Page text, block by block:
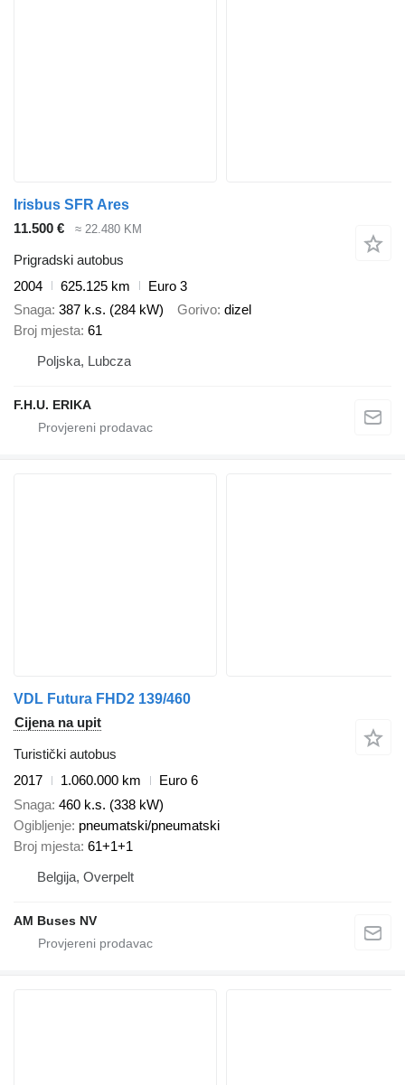
Irisbus SFR Ares
11.500 €
≈ 22.480 KM
Prigradski autobus
2004
625.125 km
Euro 3
Snaga 387 k.s. (284 kW) Gorivo dizel
Broj mjesta 61
Poljska, Lubcza
F.H.U. ERIKA
VDL Futura FHD2 139/460
Cijena na upit
Turistički autobus
2017
1.060.000 km
Euro 6
Snaga 460 k.s. (338 kW)
Ogibljenje pneumatski/pneumatski
Broj mjesta 61+1+1
Belgija, Overpelt
AM Buses NV